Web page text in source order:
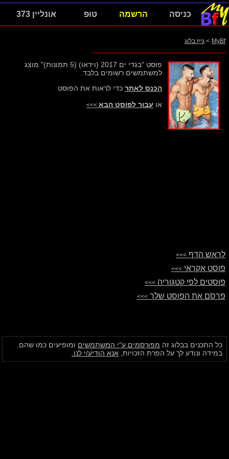
כניסה הרשמה טופ אונליין 373
MyBf
> גייז בלוג
פוסט "בגדי ים 2017 (וידאו) (5 תמונות)" מוצג
למשתמשים רשומים בלבד.
הכנס לאתר כדי לראות את הפוסט
או עבור לפוסט הבא >>>
לראש הדף >>>
פוסט אקראי >>>
פוסטים לפי קטגוריה >>>
פרסם את הפוסט שלך >>>
כל התכנים בבלוג זה מפורסמים ע"י המשתמשים ומופיעים כמו שהם.
במידה ונודע לך על הפרת הזכויות, אנא הודיע/י לנו.